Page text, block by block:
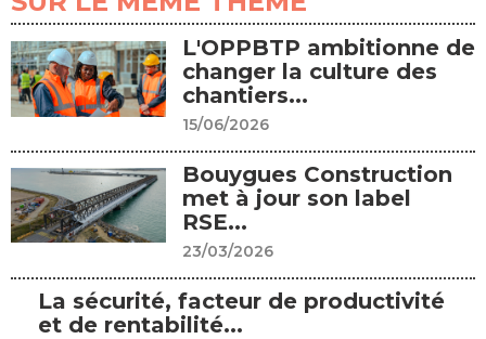
L'OPPBTP ambitionne de
changer la culture des
chantiers...
15/06/2026
Bouygues Construction
met à jour son label
RSE...
23/03/2026
La sécurité, facteur de productivité
et de rentabilité...